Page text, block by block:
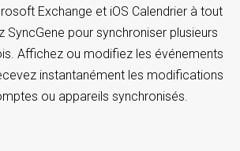
Exchange et iOS Calendrier à tout
SyncGene pour synchroniser plusieurs
Affichez ou modifiez les événements
instantanément les modifications
ou appareils synchronisés.